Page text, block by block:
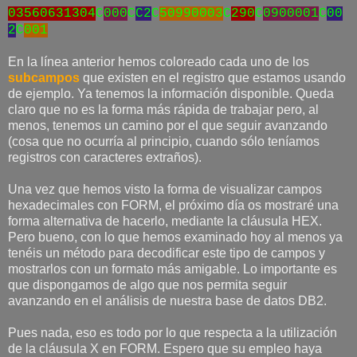
03560631304C000CC2C50990003C290C0900001C00
2C001
En la línea anterior hemos coloreado cada uno de los
subcampos que existen en el registro que estamos usando
de ejemplo. Ya tenemos la información disponible. Queda
claro que no es la forma más rápida de trabajar pero, al
menos, tenemos un camino por el que seguir avanzando
(cosa que no ocurría al principio, cuando sólo teníamos
registros con caracteres extraños).
Una vez que hemos visto la forma de visualizar campos
hexadecimales con FORM, el próximo día os mostraré una
forma alternativa de hacerlo, mediante la cláusula HEX.
Pero bueno, con lo que hemos examinado hoy al menos ya
tenéis un método para decodificar este tipo de campos y
mostrarlos con un formato más amigable. Lo importante es
que dispongamos de algo que nos permita seguir
avanzando en el análisis de nuestra base de datos DB2.
Pues nada, eso es todo por lo que respecta a la utilización
de la cláusula X en FORM. Espero que su empleo haya